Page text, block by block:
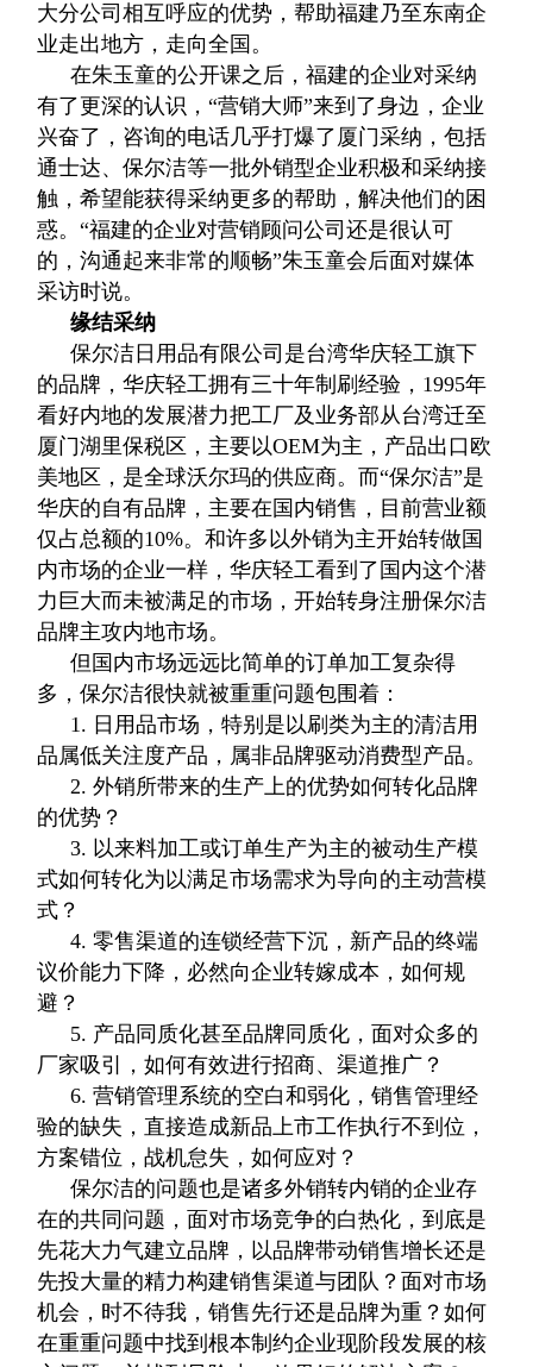
大分公司相互呼应的优势，帮助福建乃至东南企
业走出地方，走向全国。
在朱玉童的公开课之后，福建的企业对采纳
有了更深的认识，“营销大师”来到了身边，企业
兴奋了，咨询的电话几乎打爆了厦门采纳，包括
通士达、保尔洁等一批外销型企业积极和采纳接
触，希望能获得采纳更多的帮助，解决他们的困
惑。“福建的企业对营销顾问公司还是很认可
的，沟通起来非常的顺畅”朱玉童会后面对媒体
采访时说。
缘结采纳
保尔洁日用品有限公司是台湾华庆轻工旗下
的品牌，华庆轻工拥有三十年制刷经验，1995年
看好内地的发展潜力把工厂及业务部从台湾迁至
厦门湖里保税区，主要以OEM为主，产品出口欧
美地区，是全球沃尔玛的供应商。而“保尔洁”是
华庆的自有品牌，主要在国内销售，目前营业额
仅占总额的10%。和许多以外销为主开始转做国
内市场的企业一样，华庆轻工看到了国内这个潜
力巨大而未被满足的市场，开始转身注册保尔洁
品牌主攻内地市场。
但国内市场远远比简单的订单加工复杂得
多，保尔洁很快就被重重问题包围着：
1. 日用品市场，特别是以刷类为主的清洁用
品属低关注度产品，属非品牌驱动消费型产品。
2. 外销所带来的生产上的优势如何转化品牌
的优势？
3. 以来料加工或订单生产为主的被动生产模
式如何转化为以满足市场需求为导向的主动营模
式？
4. 零售渠道的连锁经营下沉，新产品的终端
议价能力下降，必然向企业转嫁成本，如何规
避？
5. 产品同质化甚至品牌同质化，面对众多的
厂家吸引，如何有效进行招商、渠道推广？
6. 营销管理系统的空白和弱化，销售管理经
验的缺失，直接造成新品上市工作执行不到位，
方案错位，战机怠失，如何应对？
保尔洁的问题也是诸多外销转内销的企业存
在的共同问题，面对市场竞争的白热化，到底是
先花大力气建立品牌，以品牌带动销售增长还是
先投大量的精力构建销售渠道与团队？面对市场
机会，时不待我，销售先行还是品牌为重？如何
在重重问题中找到根本制约企业现阶段发展的核